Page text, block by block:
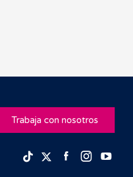
Trabaja con nosotros
TikTokTwitterFacebook